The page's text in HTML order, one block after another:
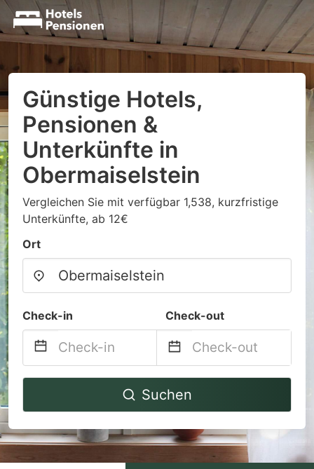
Günstige Hotels,
Pensionen &
Unterkünfte in
Obermaiselstein
Vergleichen Sie mit verfügbar 1,538, kurzfristige
Unterkünfte, ab 12€
Ort
Check-in Check-out
Navigate
to
interact
with
Navigate
to
interact
with
Suchen